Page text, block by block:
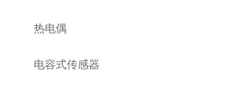
热电偶
电容式传感器